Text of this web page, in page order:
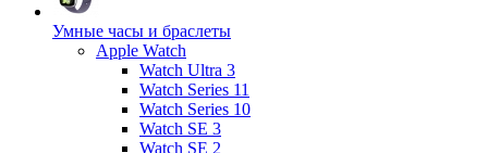
Умные часы и браслеты
Apple Watch
Watch Ultra 3
Watch Series 11
Watch Series 10
Watch SE 3
Watch SE 2